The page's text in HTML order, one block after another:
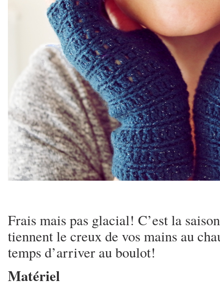
Frais mais pas glacial! C’est la
tiennent le creux de vos mains au
temps d’arriver au boulot!
Matériel